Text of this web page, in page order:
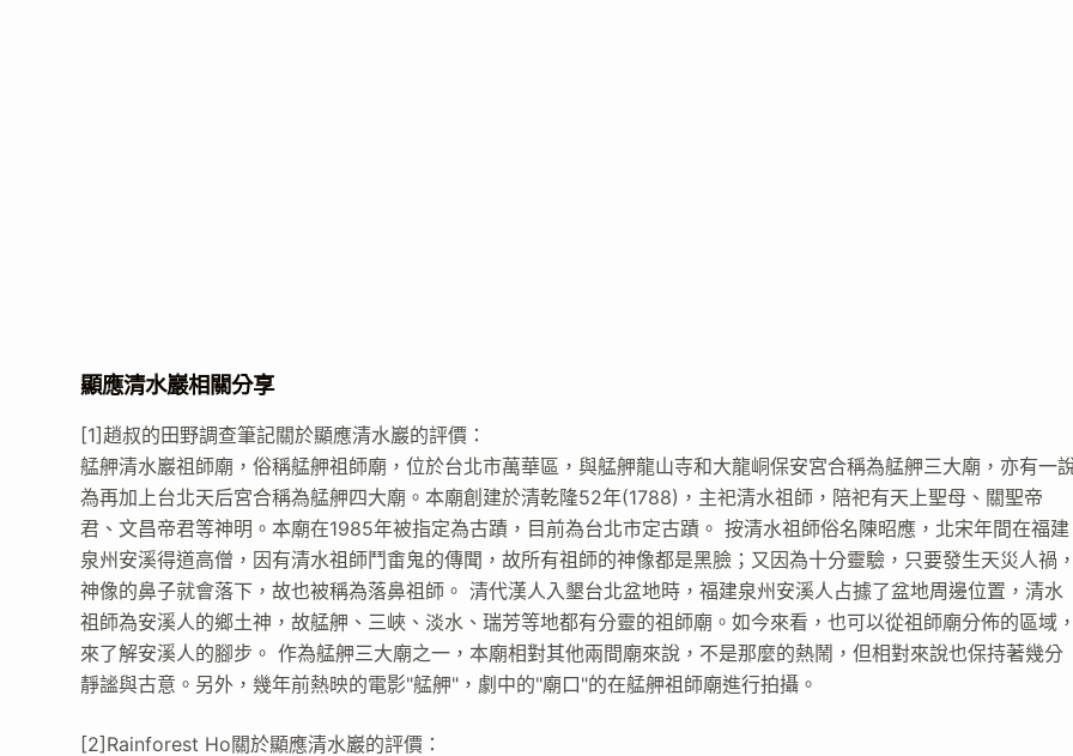
顯應清水巖相關分享
[1]趙叔的田野調查筆記關於顯應清水巖的評價：
艋舺清水巖祖師廟，俗稱艋舺祖師廟，位於台北市萬華區，與艋舺龍山寺和大龍峒保安宮合稱為艋舺三大廟，亦有一
為再加上台北天后宮合稱為艋舺四大廟。本廟創建於清乾隆52年(1788)，主祀清水祖師，陪祀有天上聖母、關聖帝
君、文昌帝君等神明。本廟在1985年被指定為古蹟，目前為台北市定古蹟。 按清水祖師俗名陳昭應，北宋年間在福建
泉州安溪得道高僧，因有清水祖師鬥畬鬼的傳聞，故所有祖師的神像都是黑臉；又因為十分靈驗，只要發生天災人禍
神像的鼻子就會落下，故也被稱為落鼻祖師。 清代漢人入墾台北盆地時，福建泉州安溪人占據了盆地周邊位置，清水
祖師為安溪人的鄉土神，故艋舺、三峽、淡水、瑞芳等地都有分靈的祖師廟。如今來看，也可以從祖師廟分佈的區域
來了解安溪人的腳步。 作為艋舺三大廟之一，本廟相對其他兩間廟來說，不是那麼的熱鬧，但相對來說也保持著幾分
靜謐與古意。另外，幾年前熱映的電影"艋舺"，劇中的"廟口"的在艋舺祖師廟進行拍攝。
[2]Rainforest Ho關於顯應清水巖的評價：